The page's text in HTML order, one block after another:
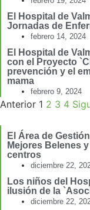
El Hospital de
Jornadas de
febrero 14, 2024
El Hospital de
con el Proyecto
prevención y el
mama
febrero 9, 2024
Anterior 1 2 3 4
El Área de
Mejores Belenes
centros
diciembre 22,
Los niños del
ilusión de la
diciembre 22,